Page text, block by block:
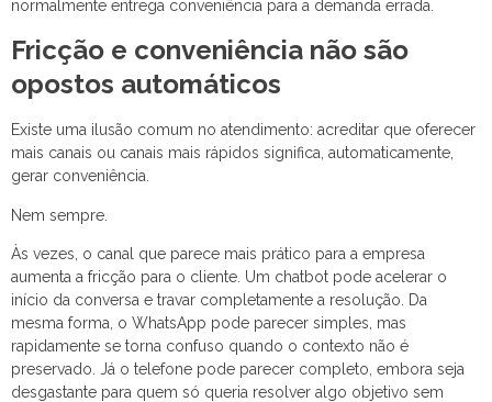
normalmente entrega conveniência para a demanda errada.
Fricção e conveniência não são
opostos automáticos
Existe uma ilusão comum no atendimento: acreditar que oferecer
mais canais ou canais mais rápidos significa, automaticamente,
gerar conveniência.
Nem sempre.
Às vezes, o canal que parece mais prático para a empresa
aumenta a fricção para o cliente. Um chatbot pode acelerar o
início da conversa e travar completamente a resolução. Da
mesma forma, o WhatsApp pode parecer simples, mas
rapidamente se torna confuso quando o contexto não é
preservado. Já o telefone pode parecer completo, embora seja
desgastante para quem só queria resolver algo objetivo sem